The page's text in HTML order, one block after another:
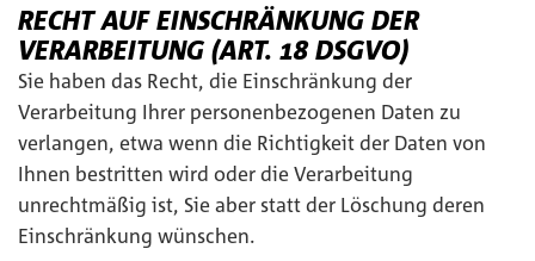
RECHT AUF EINSCHRÄNKUNG DER
VERARBEITUNG (ART. 18 DSGVO)
Sie haben das Recht, die Einschränkung der
Verarbeitung Ihrer personenbezogenen Daten zu
verlangen, etwa wenn die Richtigkeit der Daten von
Ihnen bestritten wird oder die Verarbeitung
unrechtmäßig ist, Sie aber statt der Löschung deren
Einschränkung wünschen.